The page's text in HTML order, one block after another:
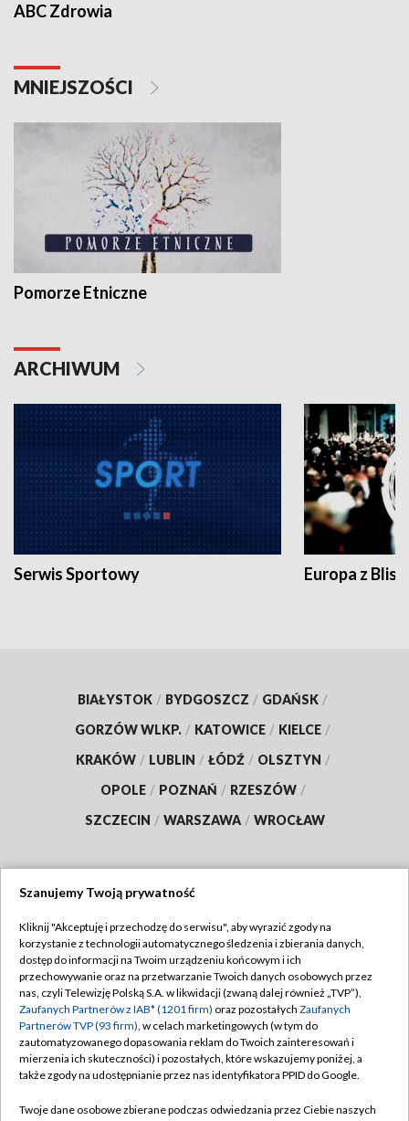
ABC Zdrowia
MNIEJSZOŚCI
Pomorze Etniczne
ARCHIWUM
Serwis Sportowy Europa z
BIAŁYSTOK / BYDGOSZCZ / GDAŃSK /
GORZÓW WLKP. / KATOWICE / KIELCE /
KRAKÓW / LUBLIN / ŁÓDŹ / OLSZTYN /
OPOLE / POZNAŃ / RZESZÓW /
SZCZECIN / WARSZAWA / WROCŁAW
TVP
Abonament TVP
Emisja w TVP
Centrum informacji TVP
Naziemna Telewizja Cyfrowa
Regulamin TVP
Polityka prywatności
Moje zgody
Pomoc
Szanujemy Twoją prywatność
Kliknij "Akceptuję i przechodzę do serwisu", aby wyrazić zgody na
korzystanie z technologii automatycznego śledzenia i zbierania danych,
dostęp do informacji na Twoim urządzeniu końcowym i ich
przechowywanie oraz na przetwarzanie Twoich danych osobowych przez
nas, czyli Telewizję Polską S.A. w likwidacji (zwaną dalej również „TVP”),
Zaufanych Partnerów z IAB* (1201 firm) oraz pozostałych Zaufanych
Partnerów TVP (93 firm), w celach marketingowych (w tym do
zautomatyzowanego dopasowania reklam do Twoich zainteresowań i
mierzenia ich skuteczności) i pozostałych, które wskazujemy poniżej, a
także zgody na udostępnianie przez nas identyfikatora PPID do Google.
Twoje dane osobowe zbierane podczas odwiedzania przez Ciebie naszych